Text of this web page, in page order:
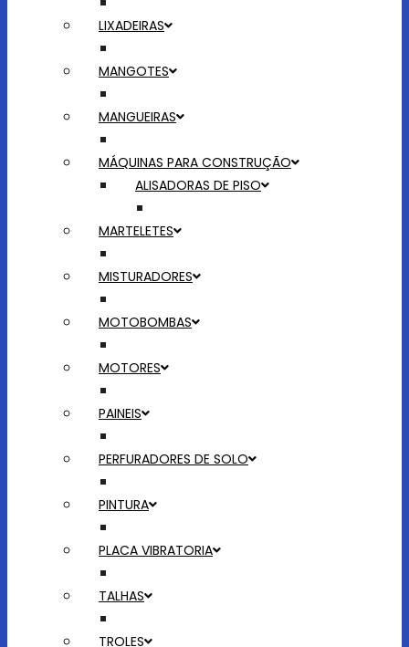
LIXADEIRAS
MANGOTES
MANGUEIRAS
MÁQUINAS PARA CONSTRUÇÃO
ALISADORAS DE PISO
MARTELETES
MISTURADORES
MOTOBOMBAS
MOTORES
PAINEIS
PERFURADORES DE SOLO
PINTURA
PLACA VIBRATORIA
TALHAS
TROLES